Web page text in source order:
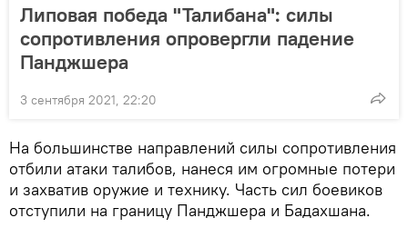
Липовая победа "Талибана": силы
сопротивления опровергли падение
Панджшера
3 сентября 2021, 22:20
На большинстве направлений силы сопротивления
отбили атаки талибов, нанеся им огромные потери
и захватив оружие и технику. Часть сил боевиков
отступили на границу Панджшера и Бадахшана.